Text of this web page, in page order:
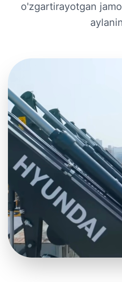
o'zgartirayotgan